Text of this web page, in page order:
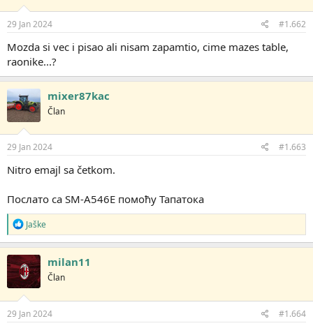
n
j
:
29 Jan 2024 #1.662
Mozda si vec i pisao ali nisam zapamtio, cime mazes table,
raonike...?
mixer87kac
Član
29 Jan 2024 #1.663
Nitro emajl sa četkom.
Послато са SM-A546E помоћу Тапатока
R
e
a
g
o
v
a
n
j
Jaške
milan11
Član
29 Jan 2024 #1.664